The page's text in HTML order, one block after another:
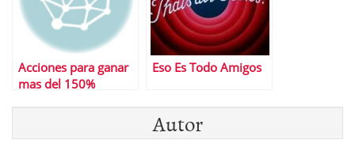
Acciones para ganar
mas del 150%
Eso Es Todo Amigos
Autor